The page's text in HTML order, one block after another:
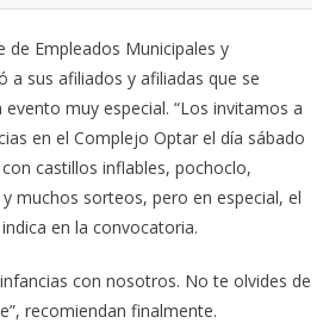
de Empleados Municipales y
a sus afiliados y afiliadas que se
muy especial. “Los invitamos a
en el Complejo Optar el día sábado
castillos inflables, pochoclo,
muchos sorteos, pero en especial, el
en la convocatoria.
con nosotros. No te olvides de
recomiendan finalmente.